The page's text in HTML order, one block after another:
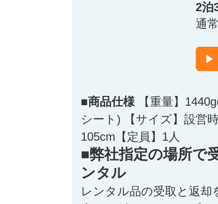
2泊
通
■商品仕様 【重量】
シート) 【サイズ】設営
105cm【定員】1人
■弊社指定の場所で
ンタル
レンタル品の受取と返却